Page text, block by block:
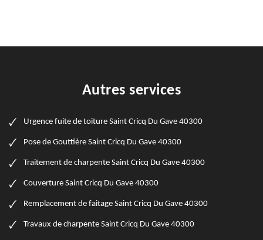
Autres services
Urgence fuite de toiture Saint Cricq Du Gave 40300
Pose de Gouttière Saint Cricq Du Gave 40300
Traitement de charpente Saint Cricq Du Gave 40300
Couverture Saint Cricq Du Gave 40300
Remplacement de faitage Saint Cricq Du Gave 40300
Travaux de charpente Saint Cricq Du Gave 40300